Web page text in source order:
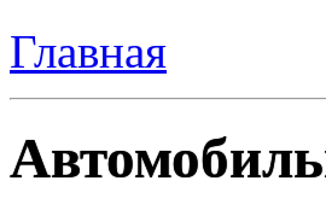
Главная